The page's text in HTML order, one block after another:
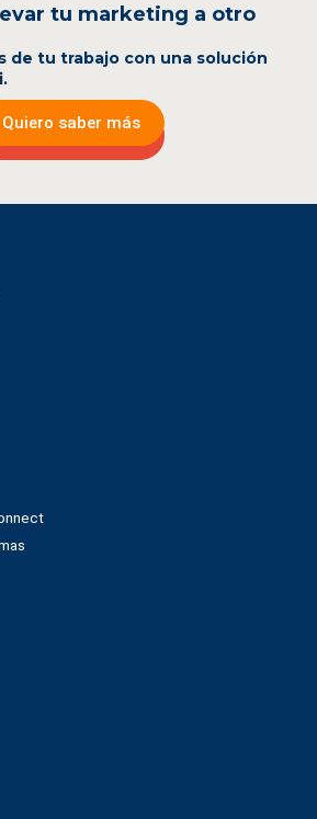
tu marketing a otro
de tu trabajo con una solución
Quiero saber más